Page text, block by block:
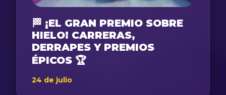
🏁 ¡EL GRAN PREMIO SOBRE
HIELO! CARRERAS,
DERRAPES Y PREMIOS
ÉPICOS 🏆
24 de julio